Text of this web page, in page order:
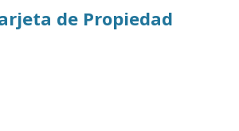
de Propiedad